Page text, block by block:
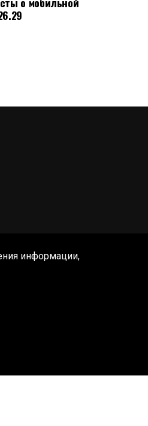
информации,